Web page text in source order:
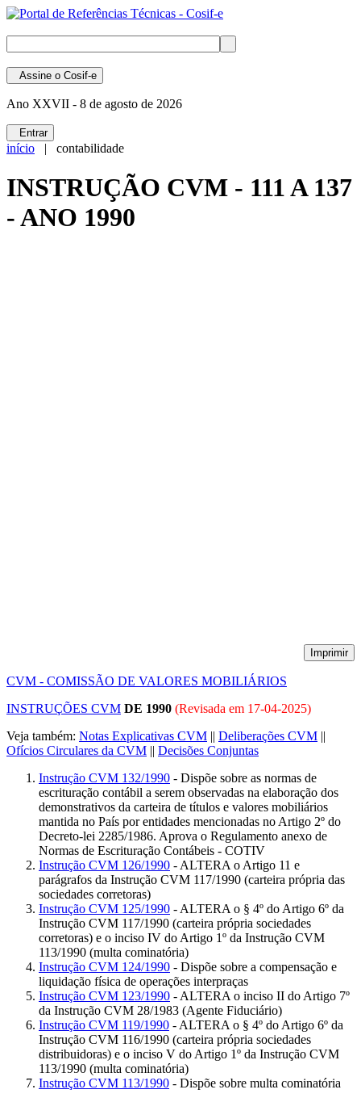
Assine o Cosif-e
Ano XXVII - 8 de agosto de 2026
Entrar
início | contabilidade
INSTRUÇÃO CVM - 111 A 137
- ANO 1990
Imprimir
CVM - COMISSÃO DE VALORES MOBILIÁRIOS
INSTRUÇÕES CVM DE 1990 (Revisada em 17-04-2025)
Veja também: Notas Explicativas CVM || Deliberações CVM ||
Ofícios Circulares da CVM || Decisões Conjuntas
Instrução CVM 132/1990 - Dispõe sobre as normas de
escrituração contábil a serem observadas na elaboração dos
demonstrativos da carteira de títulos e valores mobiliários
mantida no País por entidades mencionadas no Artigo 2º do
Decreto-lei 2285/1986. Aprova o Regulamento anexo de
Normas de Escrituração Contábeis - COTIV
Instrução CVM 126/1990 - ALTERA o Artigo 11 e
parágrafos da Instrução CVM 117/1990 (carteira própria das
sociedades corretoras)
Instrução CVM 125/1990 - ALTERA o § 4º do Artigo 6º da
Instrução CVM 117/1990 (carteira própria sociedades
corretoras) e o inciso IV do Artigo 1º da Instrução CVM
113/1990 (multa cominatória)
Instrução CVM 124/1990 - Dispõe sobre a compensação e
liquidação física de operações interpraças
Instrução CVM 123/1990 - ALTERA o inciso II do Artigo 7º
da Instrução CVM 28/1983 (Agente Fiduciário)
Instrução CVM 119/1990 - ALTERA o § 4º do Artigo 6º da
Instrução CVM 116/1990 (carteira própria sociedades
distribuidoras) e o inciso V do Artigo 1º da Instrução CVM
113/1990 (multa cominatória)
Instrução CVM 113/1990 - Dispõe sobre multa cominatória